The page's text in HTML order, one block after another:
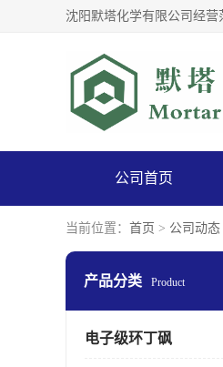
公司首页
当前位置： 首页 > 公司动态
产品分类 Product
电子级环丁砜